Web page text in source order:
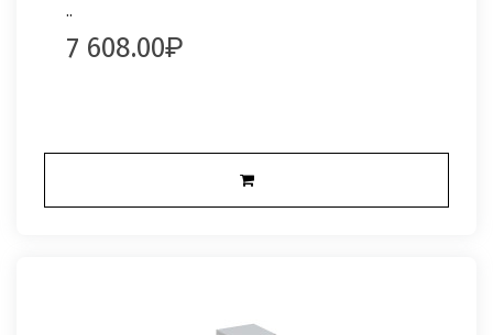
..
7 608.00